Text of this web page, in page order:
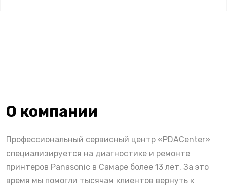
О компании
Профессиональный сервисный центр «PDACenter»
специализируется на диагностике и ремонте
принтеров Panasonic в Самаре более 13 лет. За это
время мы помогли тысячам клиентов вернуть к